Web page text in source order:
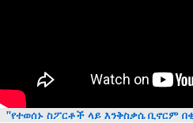
"የተወሰኑ ስፖርቶች ላይ እንቅስቃሴ ቢኖርም በቂ